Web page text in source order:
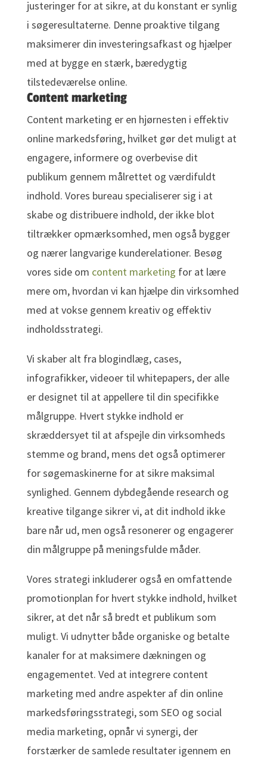
justeringer for at sikre, at du konstant er synlig
i søgeresultaterne. Denne proaktive tilgang
maksimerer din investeringsafkast og hjælper
med at bygge en stærk, bæredygtig
tilstedeværelse online.
Content marketing
Content marketing er en hjørnesten i effektiv
online markedsføring, hvilket gør det muligt at
engagere, informere og overbevise dit
publikum gennem målrettet og værdifuldt
indhold. Vores bureau specialiserer sig i at
skabe og distribuere indhold, der ikke blot
tiltrækker opmærksomhed, men også bygger
og nærer langvarige kunderelationer. Besøg
vores side om content marketing for at lære
mere om, hvordan vi kan hjælpe din virksomhed
med at vokse gennem kreativ og effektiv
indholdsstrategi.
Vi skaber alt fra blogindlæg, cases,
infografikker, videoer til whitepapers, der alle
er designet til at appellere til din specifikke
målgruppe. Hvert stykke indhold er
skræddersyet til at afspejle din virksomheds
stemme og brand, mens det også optimerer
for søgemaskinerne for at sikre maksimal
synlighed. Gennem dybdegående research og
kreative tilgange sikrer vi, at dit indhold ikke
bare når ud, men også resonerer og engagerer
din målgruppe på meningsfulde måder.
Vores strategi inkluderer også en omfattende
promotionplan for hvert stykke indhold, hvilket
sikrer, at det når så bredt et publikum som
muligt. Vi udnytter både organiske og betalte
kanaler for at maksimere dækningen og
engagementet. Ved at integrere content
marketing med andre aspekter af din online
markedsføringsstrategi, som SEO og social
media marketing, opnår vi synergi, der
forstærker de samlede resultater igennem en